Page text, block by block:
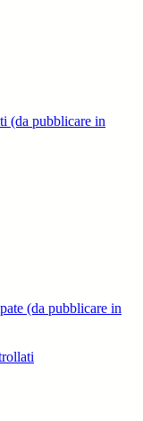
(da pubblicare in
(da pubblicare in